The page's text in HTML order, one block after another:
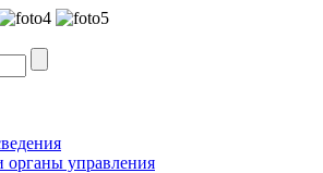
органы управления